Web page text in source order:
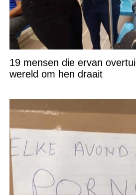
19 mensen die ervan
wereld om hen draait